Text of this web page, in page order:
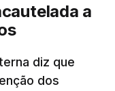
dando conta
em estado
que no
o pai, o
a
diz que
dos